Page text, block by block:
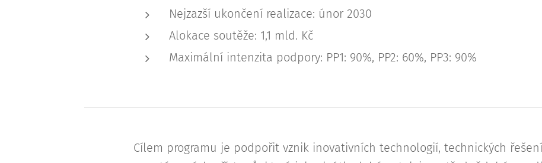
Nejzazší ukončení realizace: únor 2030
Alokace soutěže: 1,1 mld. Kč
Maximální intenzita podpory: PP1: 90%, PP2: 60%, PP3: 90%
Cílem programu je podpořit vznik inovativních technologií, technických